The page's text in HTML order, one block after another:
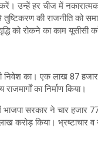
उन्हें हर चीज में
की राजनीति को
को रोकने का काम यूसीसी
निवेश का। एक लाख 87
का निर्माण किया।
सरकार ने चार हजार
किया। भ्रष्टाचार व